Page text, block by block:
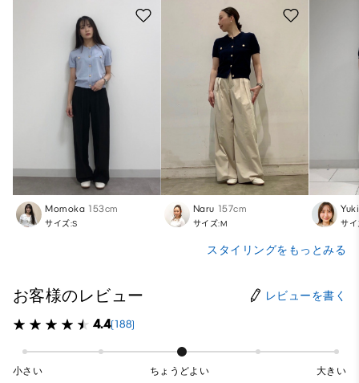
Momoka 153cm
サイズ:S
Naru 157cm
サイズ:M サ
スタイリングをもっとみる
お客様のレビュー レビューを書く
4.4(188)
小さい ちょうどよい 大きい